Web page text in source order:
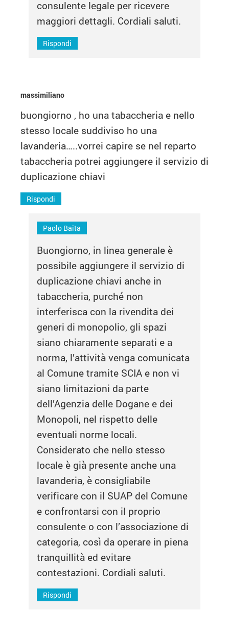
consulente legale per ricevere
maggiori dettagli. Cordiali saluti.
Rispondi
massimiliano
buongiorno , ho una tabaccheria e nello
stesso locale suddiviso ho una
lavanderia…..vorrei capire se nel reparto
tabaccheria potrei aggiungere il servizio di
duplicazione chiavi
Rispondi
Paolo Baita
Buongiorno, in linea generale è
possibile aggiungere il servizio di
duplicazione chiavi anche in
tabaccheria, purché non
interferisca con la rivendita dei
generi di monopolio, gli spazi
siano chiaramente separati e a
norma, l’attività venga comunicata
al Comune tramite SCIA e non vi
siano limitazioni da parte
dell’Agenzia delle Dogane e dei
Monopoli, nel rispetto delle
eventuali norme locali.
Considerato che nello stesso
locale è già presente anche una
lavanderia, è consigliabile
verificare con il SUAP del Comune
e confrontarsi con il proprio
consulente o con l’associazione di
categoria, così da operare in piena
tranquillità ed evitare
contestazioni. Cordiali saluti.
Rispondi